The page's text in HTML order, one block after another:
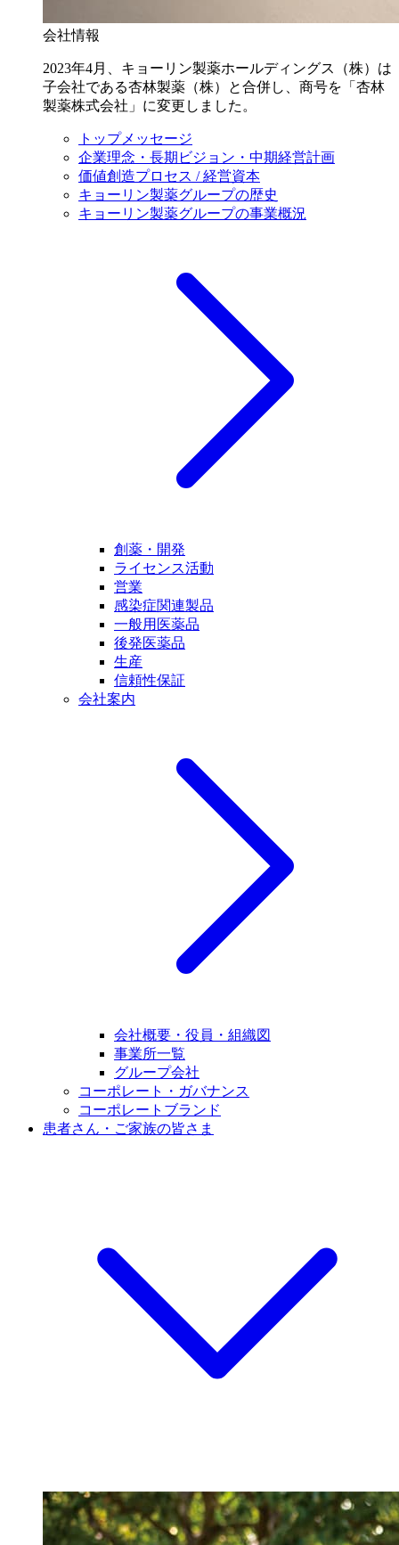
会社情報
2023年4月、キョーリン製薬ホールディングス（株）は
子会社である杏林製薬（株）と合併し、商号を「杏林
製薬株式会社」に変更しました。
トップメッセージ
企業理念・長期ビジョン・中期経営計画
価値創造プロセス / 経営資本
キョーリン製薬グループの歴史
キョーリン製薬グループの事業概況
創薬・開発
ライセンス活動
営業
感染症関連製品
一般用医薬品
後発医薬品
生産
信頼性保証
会社案内
会社概要・役員・組織図
事業所一覧
グループ会社
コーポレート・ガバナンス
コーポレートブランド
患者さん・ご家族の皆さま